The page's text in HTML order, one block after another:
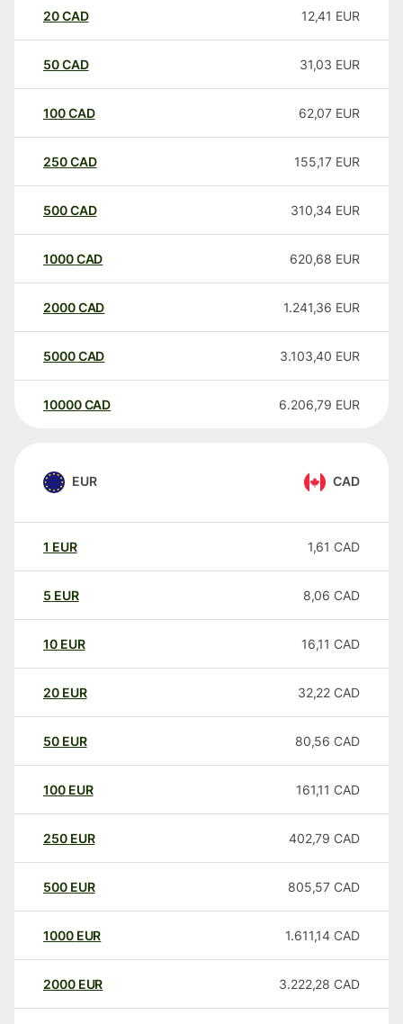
20CAD 12,41 EUR
50CAD 31,03 EUR
100CAD 62,07 EUR
250CAD 155,17 EUR
500CAD 310,34 EUR
1000CAD 620,68 EUR
2000CAD 1.241,36 EUR
5000CAD 3.103,40 EUR
10000 CAD 6.206,79 EUR
EUR CAD
1 EUR 1,61 CAD
5 EUR 8,06 CAD
10 EUR 16,11 CAD
20 EUR 32,22 CAD
50 EUR 80,56 CAD
100 EUR 161,11 CAD
250 EUR 402,79 CAD
500 EUR 805,57 CAD
1000 EUR 1.611,14 CAD
2000 EUR 3.222,28 CAD